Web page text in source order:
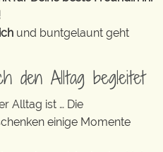
und buntgelaunt geht
den Alltag begleitet
Alltag ist … Die
einige Momente